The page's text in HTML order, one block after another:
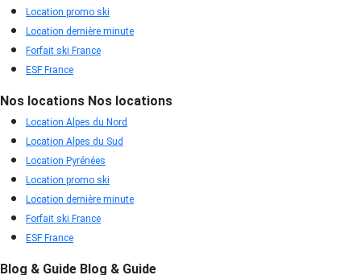
Location promo ski
Location dernière minute
Forfait ski France
ESF France
Nos locations Nos locations
Location Alpes du Nord
Location Alpes du Sud
Location Pyrénées
Location promo ski
Location dernière minute
Forfait ski France
ESF France
Blog & Guide Blog & Guide